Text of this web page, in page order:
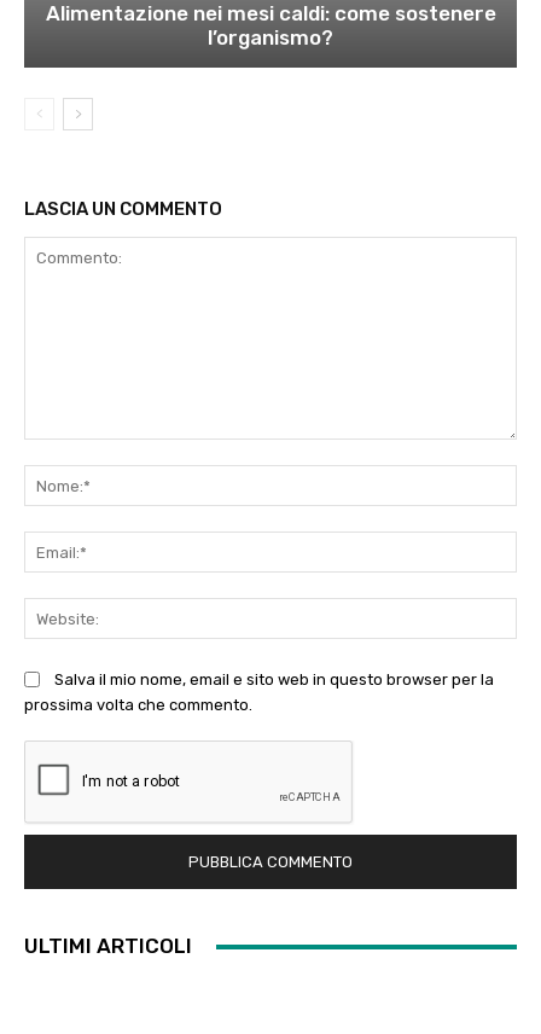
Alimentazione nei mesi caldi: come sostenere
l’organismo?
LASCIA UN COMMENTO
Salva il mio nome, email e sito web in questo browser per la
prossima volta che commento.
ULTIMI ARTICOLI